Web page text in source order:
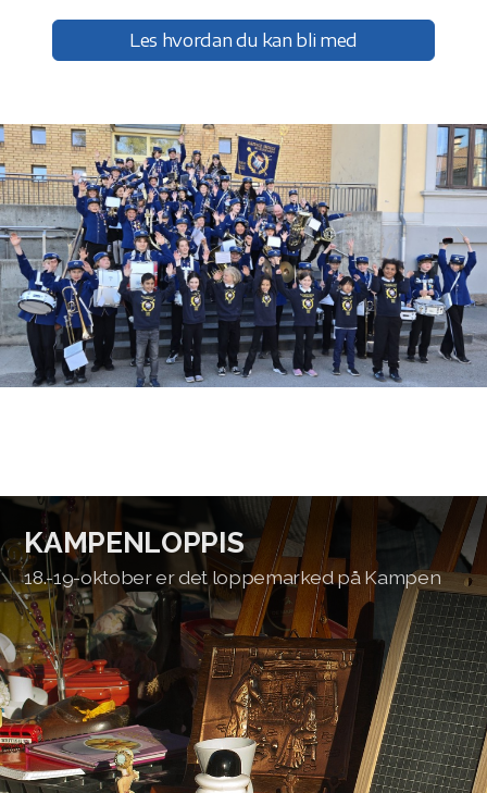
Les hvordan du kan bli med
KAMPENLOPPIS
18.-19-oktober er det loppemarked på Kampen